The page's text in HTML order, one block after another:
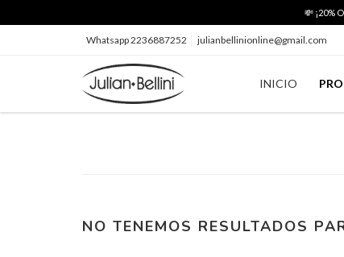
💸 ¡20%
Whatsapp 2236887252 julianbellinionline@gmail.com
INICIO
NO TENEMOS RESULTADOS